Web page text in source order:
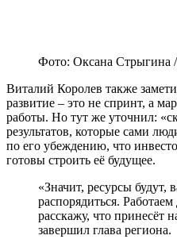
Фото: Оксана Стрыгина /
Виталий Королев также
развитие – это не спринт, а
работы. Но тут же уточнил:
результатов, которые сами
по его убеждению, что
готовы строить её будущее.
«Значит, ресурсы будут,
распорядиться.
расскажу, что принесёт
завершил глава региона.